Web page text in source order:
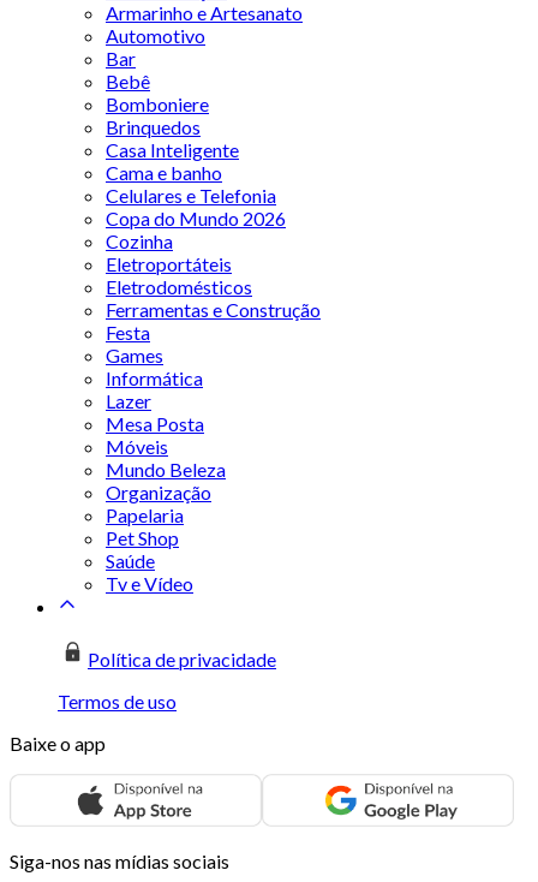
Armarinho e Artesanato
Automotivo
Bar
Bebê
Bomboniere
Brinquedos
Casa Inteligente
Cama e banho
Celulares e Telefonia
Copa do Mundo 2026
Cozinha
Eletroportáteis
Eletrodomésticos
Ferramentas e Construção
Festa
Games
Informática
Lazer
Mesa Posta
Móveis
Mundo Beleza
Organização
Papelaria
Pet Shop
Saúde
Tv e Vídeo
Política de privacidade
Termos de uso
Baixe o app
Siga-nos nas mídias sociais